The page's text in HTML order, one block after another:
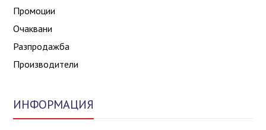
Промоции
Очаквани
Разпродажба
Производители
ИНФОРМАЦИЯ